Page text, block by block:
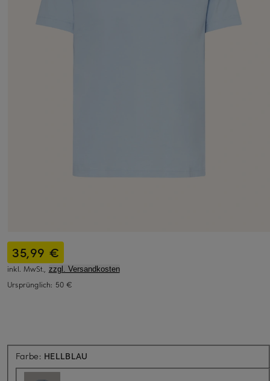
35,99 €
inkl. MwSt., zzgl. Versandkosten
Ursprünglich: 50 €
Farbe: HELLBLAU